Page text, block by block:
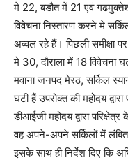
मे 22, बडौत में 21 एवं
विवेचना निस्तारण करने मे
अव्वल रहे हैं। पिछली समीक्षा
मे 30, दौराला में 18 विवेचना
मवाना जनपद मेरठ, सर्किल
घटी हैं उपरोक्त की महोदय
डीआईजी महोदय द्वारा परिक्षेत्र
वह अपने-अपने सर्किलों में लंबित
इसके साथ ही निर्देश दिए कि